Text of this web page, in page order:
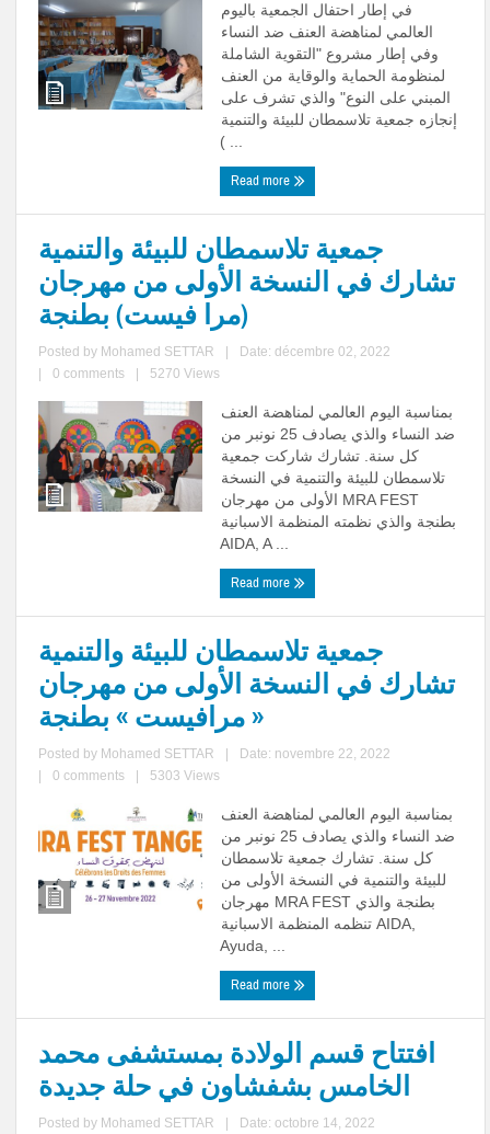
في إطار احتفال الجمعية باليوم
العالمي لمناهضة العنف ضد النساء
وفي إطار مشروع "التقوية الشاملة
لمنظومة الحماية والوقاية من العنف
المبني على النوع" والذي تشرف على
إنجازه جمعية تلاسمطان للبيئة والتنمية
( ...
Read more
جمعية تلاسمطان للبيئة والتنمية
تشارك في النسخة الأولى من مهرجان
(مرا فيست) بطنجة
Posted by Mohamed SETTAR
Date: décembre 02, 2022
0 comments 5270 Views
بمناسبة اليوم العالمي لمناهضة العنف
ضد النساء والذي يصادف 25 نونبر من
كل سنة. تشارك شاركت جمعية
تلاسمطان للبيئة والتنمية في النسخة
الأولى من مهرجان MRA FEST
بطنجة والذي نظمته المنظمة الاسبانية
AIDA, A ...
Read more
جمعية تلاسمطان للبيئة والتنمية
تشارك في النسخة الأولى من مهرجان
« مرافيست » بطنجة
Posted by Mohamed SETTAR
Date: novembre 22, 2022
0 comments 5303 Views
بمناسبة اليوم العالمي لمناهضة العنف
ضد النساء والذي يصادف 25 نونبر من
كل سنة. تشارك جمعية تلاسمطان
للبيئة والتنمية في النسخة الأولى من
مهرجان MRA FEST بطنجة والذي
تنظمه المنظمة الاسبانية AIDA,
Ayuda, ...
Read more
افتتاح قسم الولادة بمستشفى محمد
الخامس بشفشاون في حلة جديدة
Posted by Mohamed SETTAR Date: octobre 14, 2022